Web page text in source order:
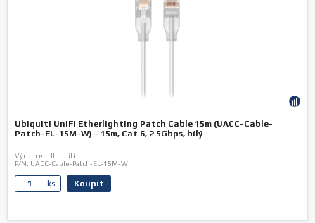
Ubiquiti UniFi Etherlighting Patch Cable 15m (UACC-Cable-
Patch-EL-15M-W) - 15m, Cat.6, 2.5Gbps, bílý
Výrobce: Ubiquiti
P/N: UACC-Cable-Patch-EL-15M-W
ks. Koupit